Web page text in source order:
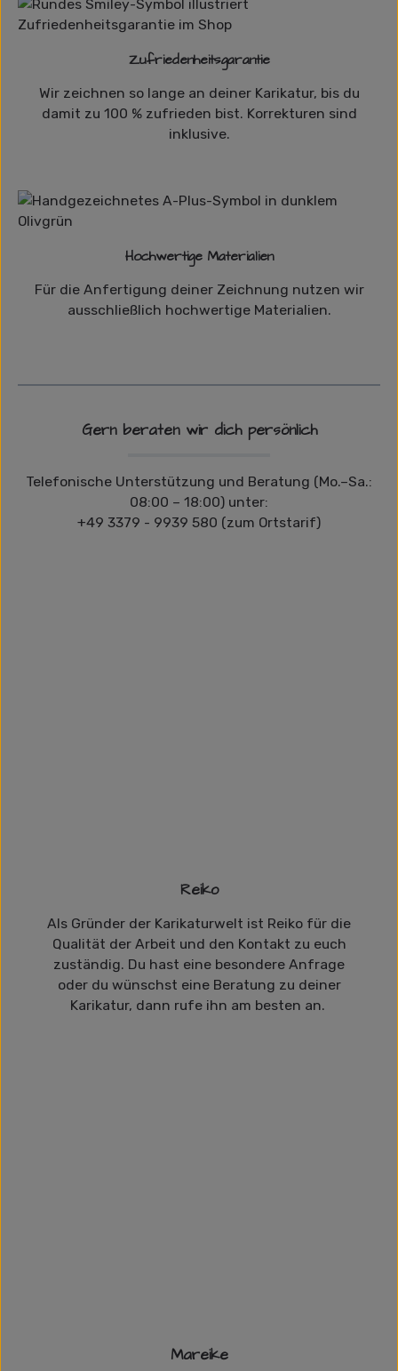
Zufriedenheitsgarantie
Wir zeichnen so lange an deiner Karikatur, bis du
damit zu 100 % zufrieden bist. Korrekturen sind
inklusive.
Hochwertige Materialien
Für die Anfertigung deiner Zeichnung nutzen wir
ausschließlich hochwertige Materialien.
Gern beraten wir dich persönlich
Telefonische Unterstützung und Beratung (Mo.–Sa.:
08:00 – 18:00) unter:
+49 3379 - 9939 580 (zum Ortstarif)
Reiko
Als Gründer der Karikaturwelt ist Reiko für die
Qualität der Arbeit und den Kontakt zu euch
zuständig. Du hast eine besondere Anfrage
oder du wünschst eine Beratung zu deiner
Karikatur, dann rufe ihn am besten an.
Mareike